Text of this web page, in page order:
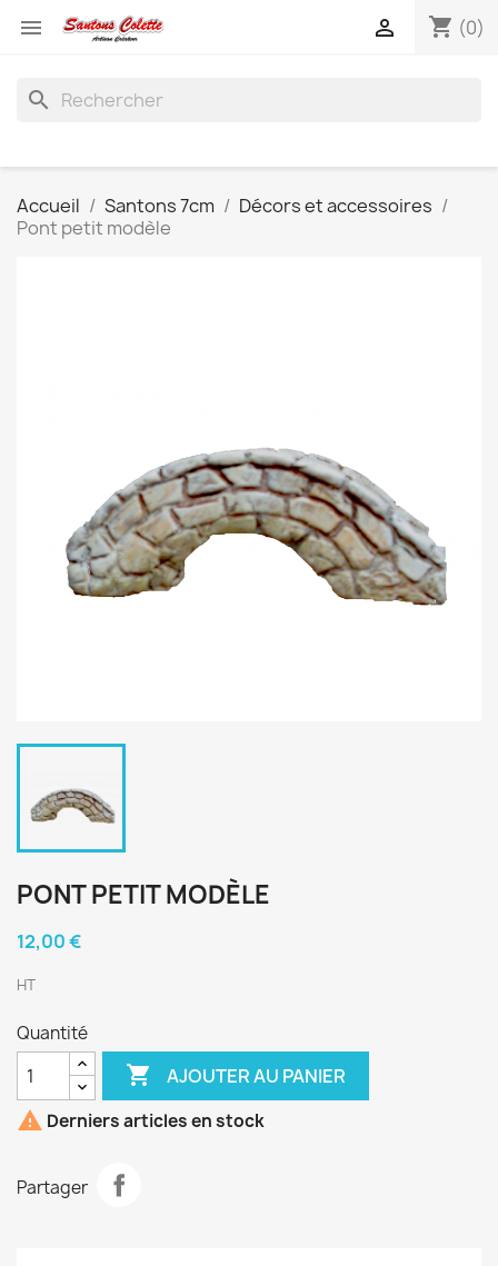
 shopping_cart (0)

search
Accueil Santons 7cm
Décors et accessoires
Pont petit modèle
PONT PETIT MODÈLE
12,00 €
HT
Quantité
 AJOUTER AU PANIER
 Derniers articles en stock
Partager